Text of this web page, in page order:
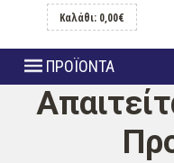
Καλάθι: 0,00€
ΠΡΟΪΟΝΤΑ